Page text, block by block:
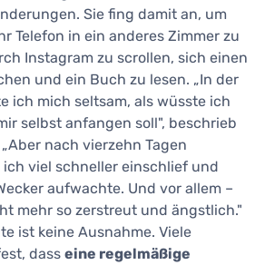
Sie fing damit an, um
Telefon in ein anderes Zimmer zu
Instagram zu scrollen, sich einen
und ein Buch zu lesen. „In der
ich mich seltsam, als wüsste ich
selbst anfangen soll", beschrieb
nach vierzehn Tagen
ich viel schneller einschlief und
aufwachte. Und vor allem –
mehr so zerstreut und ängstlich."
ist keine Ausnahme. Viele
dass eine regelmäßige